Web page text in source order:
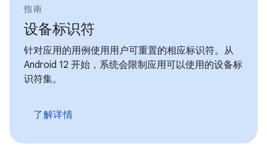
指南
设备标识符
针对应用的用例使用用户可重置的相应标识符。从
Android 12 开始，系统会限制应用可以使用的设备标
识符集。
了解详情